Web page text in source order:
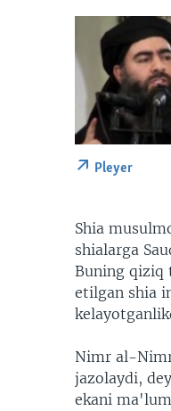
Pleyer
Shia
shialarga
Buning qiziq
etilgan shia
Nimr al-
jazolaydi,
ekani